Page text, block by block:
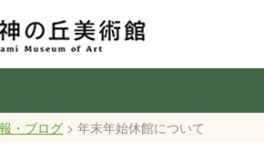
・ブログ > 年末年始休館について